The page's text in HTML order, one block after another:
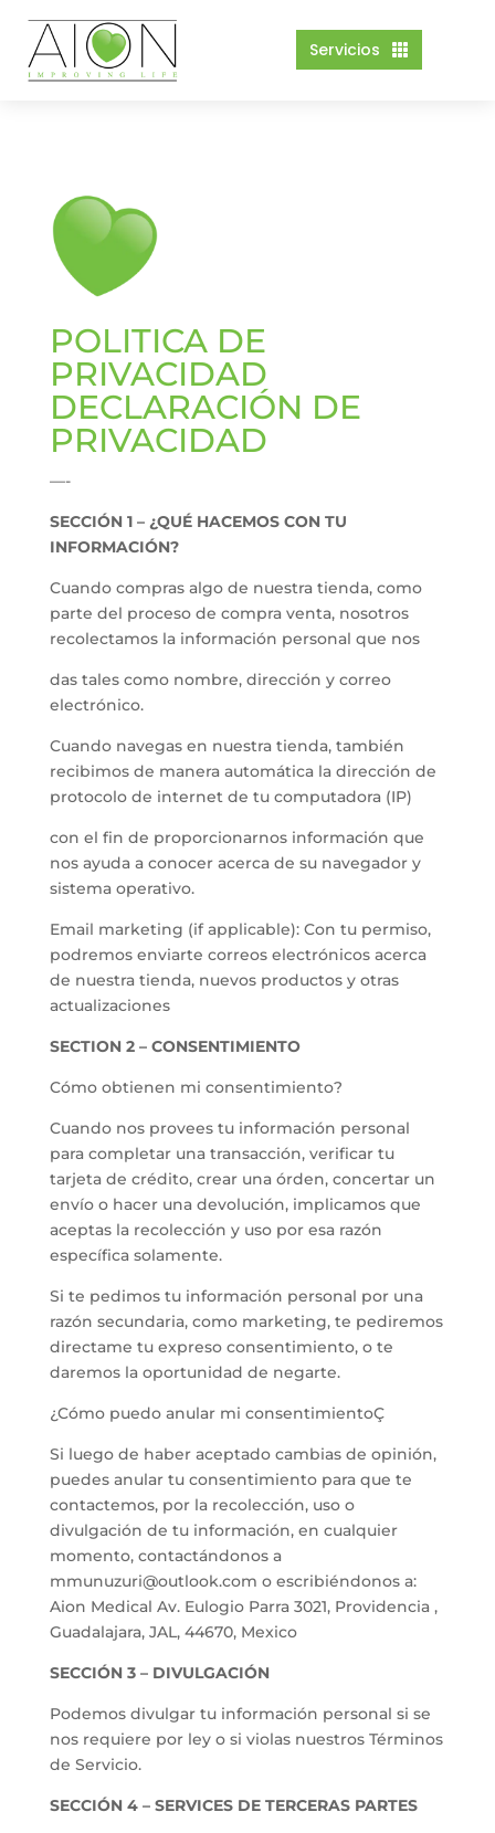

Servicios
POLITICA DE
PRIVACIDAD
DECLARACIÓN DE
PRIVACIDAD
—-
SECCIÓN 1 – ¿QUÉ HACEMOS CON TU
INFORMACIÓN?
Cuando compras algo de nuestra tienda, como
parte del proceso de compra venta, nosotros
recolectamos la información personal que nos
das tales como nombre, dirección y correo
electrónico.
Cuando navegas en nuestra tienda, también
recibimos de manera automática la dirección de
protocolo de internet de tu computadora (IP)
con el fin de proporcionarnos información que
nos ayuda a conocer acerca de su navegador y
sistema operativo.
Email marketing (if applicable): Con tu permiso,
podremos enviarte correos electrónicos acerca
de nuestra tienda, nuevos productos y otras
actualizaciones
SECTION 2 – CONSENTIMIENTO
Cómo obtienen mi consentimiento?
Cuando nos provees tu información personal
para completar una transacción, verificar tu
tarjeta de crédito, crear una órden, concertar un
envío o hacer una devolución, implicamos que
aceptas la recolección y uso por esa razón
específica solamente.
Si te pedimos tu información personal por una
razón secundaria, como marketing, te pediremos
directame tu expreso consentimiento, o te
daremos la oportunidad de negarte.
¿Cómo puedo anular mi consentimientoÇ
Si luego de haber aceptado cambias de opinión,
puedes anular tu consentimiento para que te
contactemos, por la recolección, uso o
divulgación de tu información, en cualquier
momento, contactándonos a
mmunuzuri@outlook.com o escribiéndonos a:
Aion Medical Av. Eulogio Parra 3021, Providencia ,
Guadalajara, JAL, 44670, Mexico
SECCIÓN 3 – DIVULGACIÓN
Podemos divulgar tu información personal si se
nos requiere por ley o si violas nuestros Términos
de Servicio.
SECCIÓN 4 – SERVICES DE TERCERAS PARTES